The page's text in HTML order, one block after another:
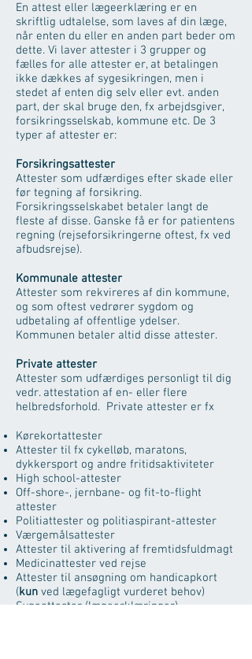
En attest eller lægeerklæring er en
skriftlig udtalelse, som laves af din læge,
når enten du eller en anden part beder om
dette. Vi laver attester i 3 grupper og
fælles for alle attester er, at betalingen
ikke dækkes af sygesikringen, men i
stedet af enten dig selv eller evt. anden
part, der skal bruge den, fx arbejdsgiver,
forsikringsselskab, kommune etc. De 3
typer af attester er:
Forsikringsattester
Attester som udfærdiges efter skade eller
før tegning af forsikring.
Forsikringsselskabet betaler langt de
fleste af disse. Ganske få er for patientens
regning (rejseforsikringerne oftest, fx ved
afbudsrejse).
Kommunale attester
Attester som rekvireres af din kommune,
og som oftest vedrører sygdom og
udbetaling af offentlige ydelser.
Kommunen betaler altid disse attester.
Private attester
Attester som udfærdiges personligt til dig
vedr. attestation af en- eller flere
helbredsforhold. Private attester er fx
Kørekortattester
Attester til fx cykelløb, maratons,
dykkersport og andre fritidsaktiviteter
High school-attester
Off-shore-, jernbane- og fit-to-flight
attester
Politiattester og politiaspirant-attester
Værgemålsattester
Attester til aktivering af fremtidsfuldmagt
Medicinattester ved rejse
Attester til ansøgning om handicapkort
(kun ved lægefagligt vurderet behov)
Sygeattester (lægeerklæringer)